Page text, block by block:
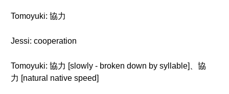
Tomoyuki: 協力
Jessi: cooperation
Tomoyuki: 協力 [slowly - broken down by syllable]、協
力 [natural native speed]